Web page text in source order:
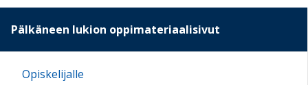
12:00
13:00
Pälkäneen lukion oppimateriaalisivut
Opiskelijalle